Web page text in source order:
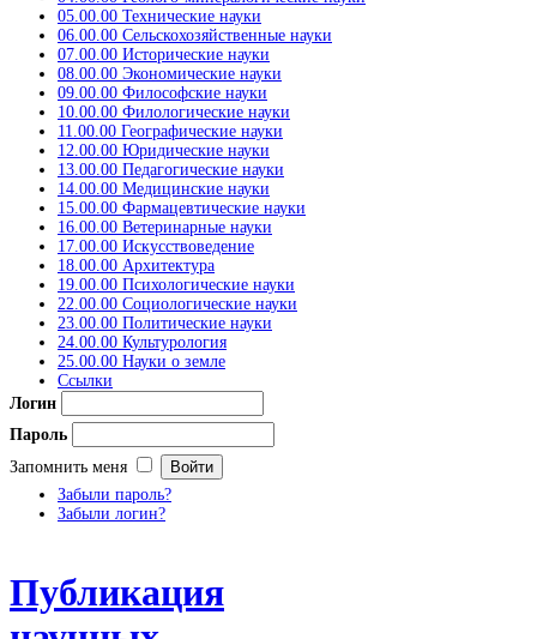
05.00.00 Технические науки
06.00.00 Сельскохозяйственные науки
07.00.00 Исторические науки
08.00.00 Экономические науки
09.00.00 Философские науки
10.00.00 Филологические науки
11.00.00 Географические науки
12.00.00 Юридические науки
13.00.00 Педагогические науки
14.00.00 Медицинские науки
15.00.00 Фармацевтические науки
16.00.00 Ветеринарные науки
17.00.00 Искусствоведение
18.00.00 Архитектура
19.00.00 Психологические науки
22.00.00 Социологические науки
23.00.00 Политические науки
24.00.00 Культурология
25.00.00 Науки о земле
Ссылки
Логин
Пароль
Запомнить меня
Забыли пароль?
Забыли логин?
Публикация